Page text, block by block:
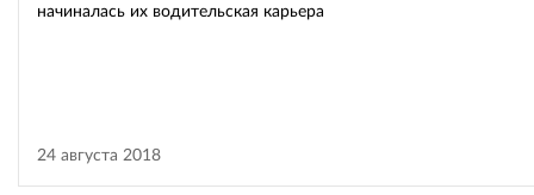
начиналась их водительская карьера
24 августа 2018